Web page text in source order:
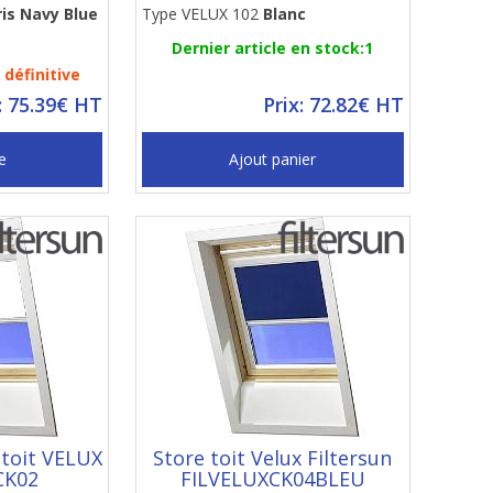
Navy Blue
définitive
75.39€ HT
Type VELUX 102 Blanc
Dernier article en stock:1
Prix: 72.82€ HT
Ajout panier
VELUX Store toit Velux Filtersun
FILVELUXCK04BLEU